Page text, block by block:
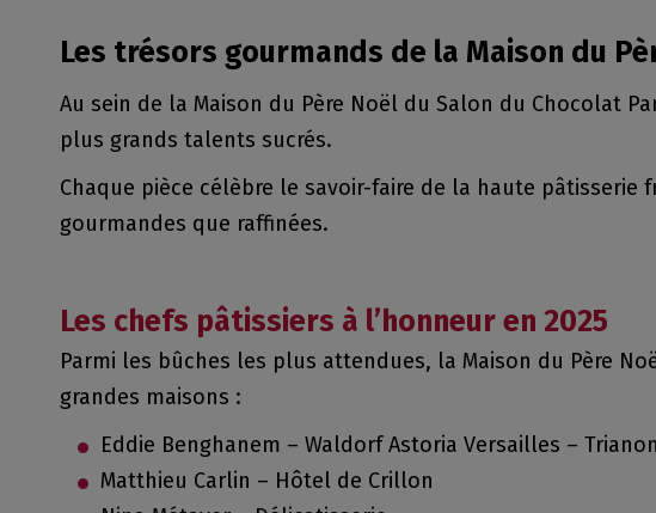
Les trésors gourmands de la Maison du
Au sein de la Maison du Père Noël du Salon du Chocolat
plus grands talents sucrés.
Chaque pièce célèbre le savoir-faire de la haute pâtisserie
gourmandes que raffinées.
Les chefs pâtissiers à l’honneur en 2025
Parmi les bûches les plus attendues, la Maison du Père
grandes maisons :
Eddie Benghanem – Waldorf Astoria Versailles –
Matthieu Carlin – Hôtel de Crillon